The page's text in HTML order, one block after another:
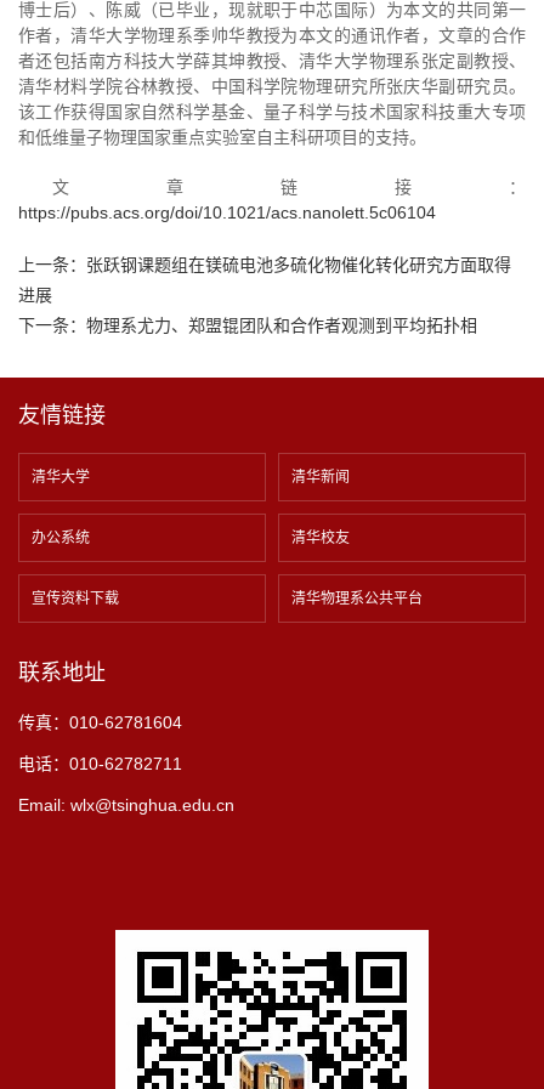
博士后）、陈威（已毕业，现就职于中芯国际）为本文的共同第一
作者，清华大学物理系季帅华教授为本文的通讯作者，文章的合作
者还包括南方科技大学薛其坤教授、清华大学物理系张定副教授、
清华材料学院谷林教授、中国科学院物理研究所张庆华副研究员。
该工作获得国家自然科学基金、量子科学与技术国家科技重大专项
和低维量子物理国家重点实验室自主科研项目的支持。
文章链接：
https://pubs.acs.org/doi/10.1021/acs.nanolett.5c06104
上一条： 张跃钢课题组在镁硫电池多硫化物催化转化研究方面取得
进展
下一条： 物理系尤力、郑盟锟团队和合作者观测到平均拓扑相
友情链接
清华大学 清华新闻
办公系统 清华校友
宣传资料下载 清华物理系公共平台
联系地址
传真：010-62781604
电话：010-62782711
Email: wlx@tsinghua.edu.cn